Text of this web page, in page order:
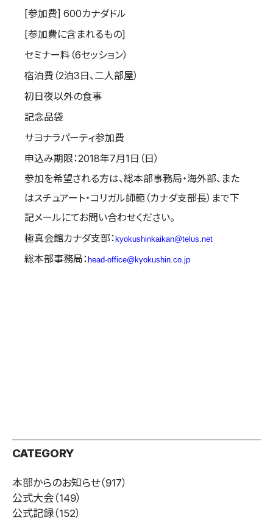
試合規則
青少年部・保護者の方へ
一般の部・壮年部の方
取材のお申し込み
よくある質問
本サイトについて
プライバシーポリシー
サイトマップ
[参加費] 600カナダドル
[参加費に含まれるもの]
セミナー料（6セッション）
宿泊費（2泊3日、二人部屋）
初日夜以外の食事
記念品袋
サヨナラパーティ参加費
申込み期限：2018年7月1日（日）
参加を希望される方は、総本部事務局・海外部、また
はスチュアート・コリガル師範（カナダ支部長）まで下
記メールにてお問い合わせください。
極真会館カナダ支部： kyokushinkaikan@telus.net
総本部事務局： head-office@kyokushin.co.jp
CATEGORY
本部からのお知らせ（917）
公式大会（149）
公式記録（152）